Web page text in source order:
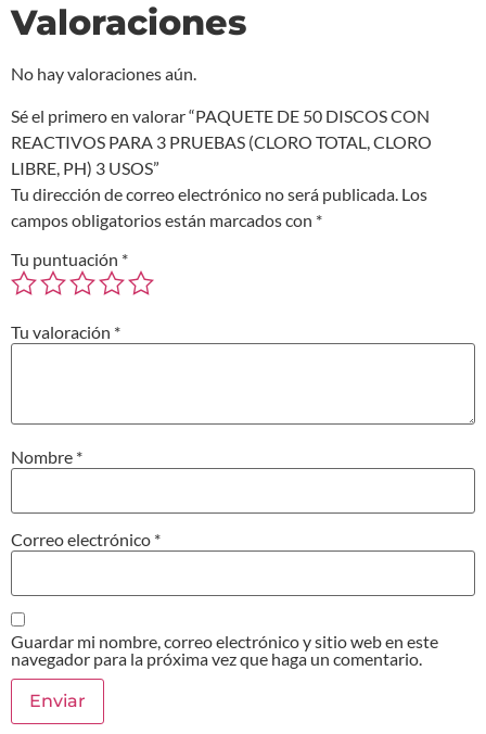
Valoraciones
No hay valoraciones aún.
Sé el primero en valorar “PAQUETE DE 50 DISCOS CON
REACTIVOS PARA 3 PRUEBAS (CLORO TOTAL, CLORO
LIBRE, PH) 3 USOS”
Tu dirección de correo electrónico no será publicada. Los
campos obligatorios están marcados con *
Tu puntuación *
Tu valoración *
Nombre *
Correo electrónico *
Guardar mi nombre, correo electrónico y sitio web en este
navegador para la próxima vez que haga un comentario.